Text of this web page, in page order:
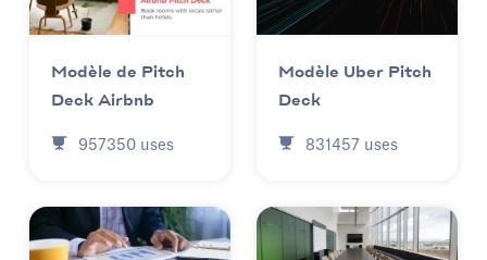
Modèle de Pitch
Deck Airbnb
957350 uses
Modèle Uber Pitch
Deck
831457 uses